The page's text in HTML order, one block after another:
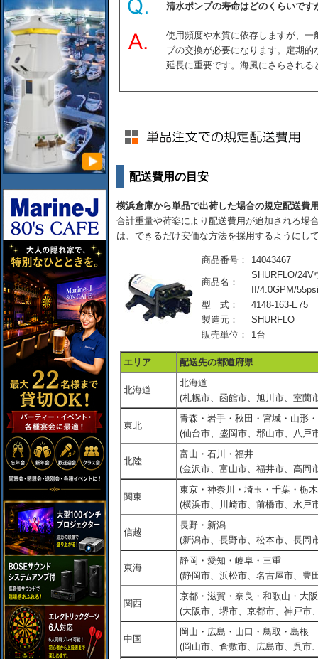
清水ポンプの寿命はどのくらいです
使用頻度や水質に依存しますが、
ブの交換が必要になります。定期
延長に重要です。海風にさらされ
配送費用の目安
横浜倉庫から単品で出荷した場合の規定配送費
合計重量や荷姿により配送費用が追加される場
は、できるだけ安価な方法を採用するようにし
商品番号： 14043467
商品名：
SHURFLO/24V
II/4.0GPM/55psi
型 式：
4148-163-E75
製造元：
SHURFLO
販売単位：
1台
エリア 配送先の都道府県
北海道
北海道
(札幌市、函館市、旭川市、室蘭
東北
青森・岩手・秋田・宮城・山形
(仙台市、盛岡市、郡山市、八戸
北陸
富山・石川・福井
(金沢市、富山市、福井市、高岡
関東
東京・神奈川・埼玉・千葉・栃
(横浜市、川崎市、前橋市、水戸
信越
長野・新潟
(新潟市、長野市、松本市、長岡
東海
静岡・愛知・岐阜・三重
(静岡市、浜松市、名古屋市、豊
関西
京都・滋賀・奈良・和歌山・大
(大阪市、堺市、京都市、神戸市
中国
岡山・広島・山口・鳥取・島根
(岡山市、倉敷市、広島市、呉市